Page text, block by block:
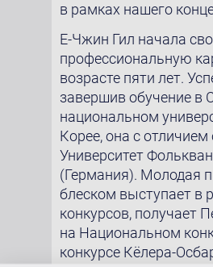
в рамках нашего
Е-Чжин Гил начала
профессиональную
возрасте пяти лет.
завершив обучение в
национальном
Корее, она с отличием
Университет
(Германия). Молодая
блеском выступает в
конкурсов, получает
на Национальном
конкурсе Кёлера-